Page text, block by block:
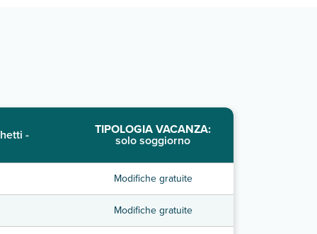
- TIPOLOGIA VACANZA:
solo soggiorno
Modifiche gratuite
Modifiche gratuite